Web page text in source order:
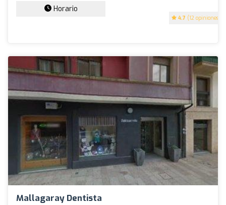
4.7 (12 opiniones)
Horario
Mallagaray Dentista